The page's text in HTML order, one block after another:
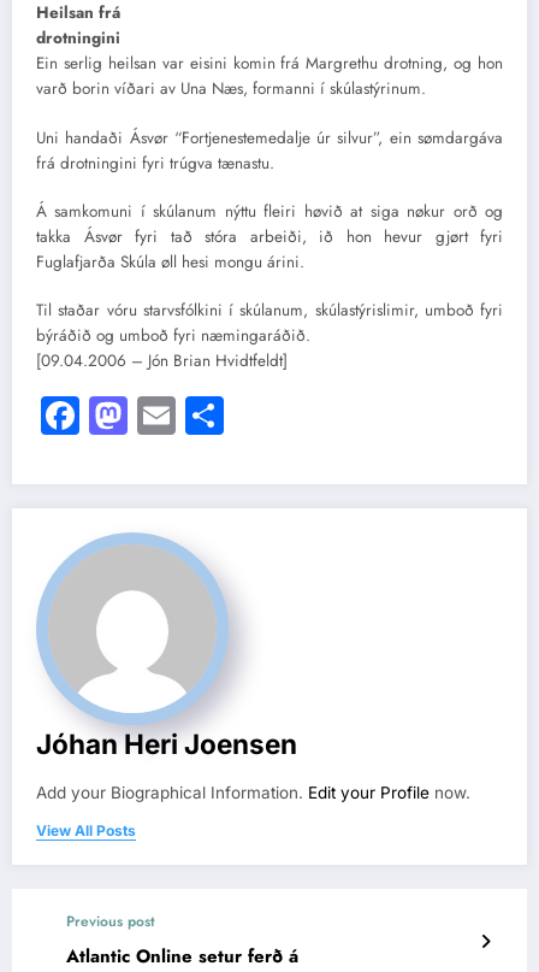
Heilsan frá
drotningini
Ein serlig heilsan var eisini komin frá Margrethu drotning, og hon
varð borin víðari av Una Næs, formanni í skúlastýrinum.
Uni handaði Ásvør “Fortjenestemedalje úr silvur”, ein sømdargáva
frá drotningini fyri trúgva tænastu.
Á samkomuni í skúlanum nýttu fleiri høvið at siga nøkur orð og
takka Ásvør fyri tað stóra arbeiði, ið hon hevur gjørt fyri
Fuglafjarða Skúla øll hesi mongu árini.
Til staðar vóru starvsfólkini í skúlanum, skúlastýrislimir, umboð fyri
býráðið og umboð fyri næmingaráðið.
[09.04.2006 – Jón Brian Hvidtfeldt]
Facebook
Mastodon
Email
Jóhan Heri Joensen
Add your Biographical Information. Edit your Profile now.
View All Posts
Previous post
Atlantic Online setur ferð á